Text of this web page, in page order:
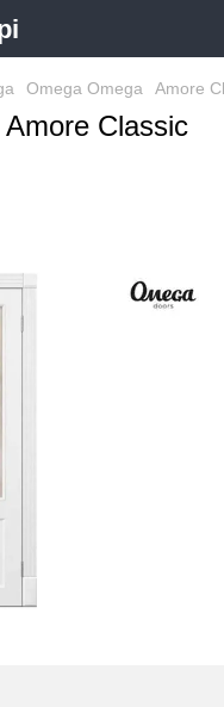
Omega Omega Amore
Classic